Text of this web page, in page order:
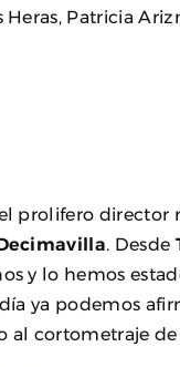
Patricia
prolifero director
. Desde
y lo hemos
ya podemos
cortometraje de